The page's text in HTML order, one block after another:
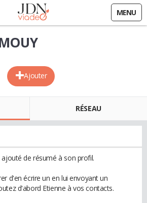
MENU
Ajouter
RÉSEAU
de résumé à son profil.
d'en écrire un en lui envoyant un
d'abord Etienne à vos contacts.